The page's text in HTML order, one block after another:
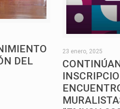
DEL
23 enero, 2025